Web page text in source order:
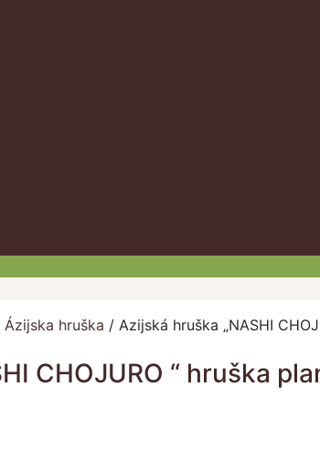
Ázijska hruška / Azijská hruška „NASHI
CHOJURO “ hruška